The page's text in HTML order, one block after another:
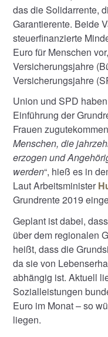
das die Solidarrente,
Garantierente. Beide
steuerfinanzierte
Euro für Menschen
Versicherungsjahre
Versicherungsjahre
Union und SPD
Einführung der
Frauen
Menschen, die
erzogen und
werden“, hieß es in
Laut Arbeitsminister
Grundrente 2019
Geplant ist dabei,
über dem regionalen
heißt, dass die
da sie von
abhängig ist. Aktuell
Sozialleistungen
Euro im Monat – so
liegen.